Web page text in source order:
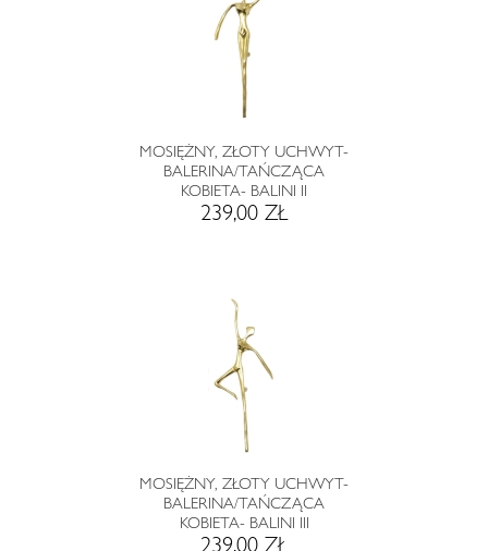
MOSIĘŻNY, ZŁOTY UCHWYT-
BALERINA/TAŃCZĄCA
KOBIETA- BALINI II
239,00 ZŁ
MOSIĘŻNY, ZŁOTY UCHWYT-
BALERINA/TAŃCZĄCA
KOBIETA- BALINI III
239,00 ZŁ